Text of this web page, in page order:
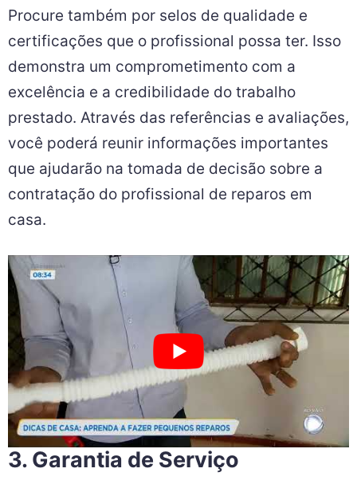
Procure também por selos de qualidade e
certificações que o profissional possa ter. Isso
demonstra um comprometimento com a
excelência e a credibilidade do trabalho
prestado. Através das referências e avaliações,
você poderá reunir informações importantes
que ajudarão na tomada de decisão sobre a
contratação do profissional de reparos em
casa.
3. Garantia de Serviço